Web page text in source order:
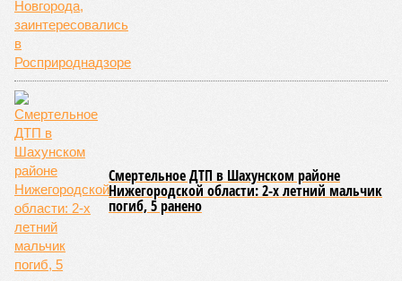
Смертельное ДТП в Шахунском районе
Нижегородской области: 2-х летний мальчик
погиб, 5 ранено